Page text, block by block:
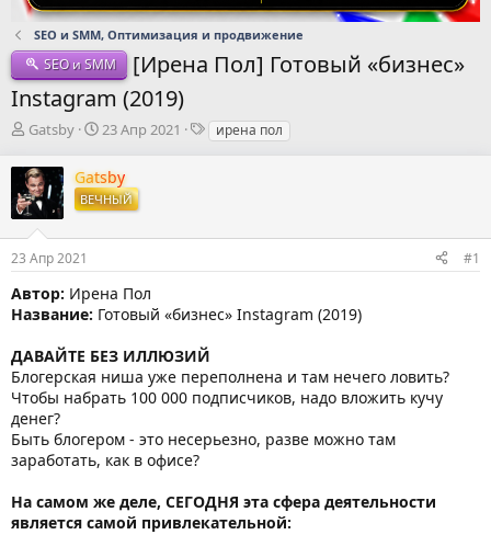
SEO и SMM, Оптимизация и продвижение
SEO и SMM
[Ирена Пол] Готовый «бизнес»
Instagram (2019)
А
т
о
р
м
ы
Gatsby
Д
т
а
н
а
л
а
23 Апр 2021
Тирена пол
Gatsby
ВЕЧНЫЙ
23 Апр 2021 #1
Автор: Ирена Пол
Название: Готовый «бизнес» Instagram (2019)
ДАВАЙТЕ БЕЗ ИЛЛЮЗИЙ
Блогерская ниша уже переполнена и там нечего ловить?
Чтобы набрать 100 000 подписчиков, надо вложить кучу
денег?
Быть блогером - это несерьезно, разве можно там
заработать, как в офисе?
На самом же деле, СЕГОДНЯ эта сфера деятельности
является самой привлекательной: